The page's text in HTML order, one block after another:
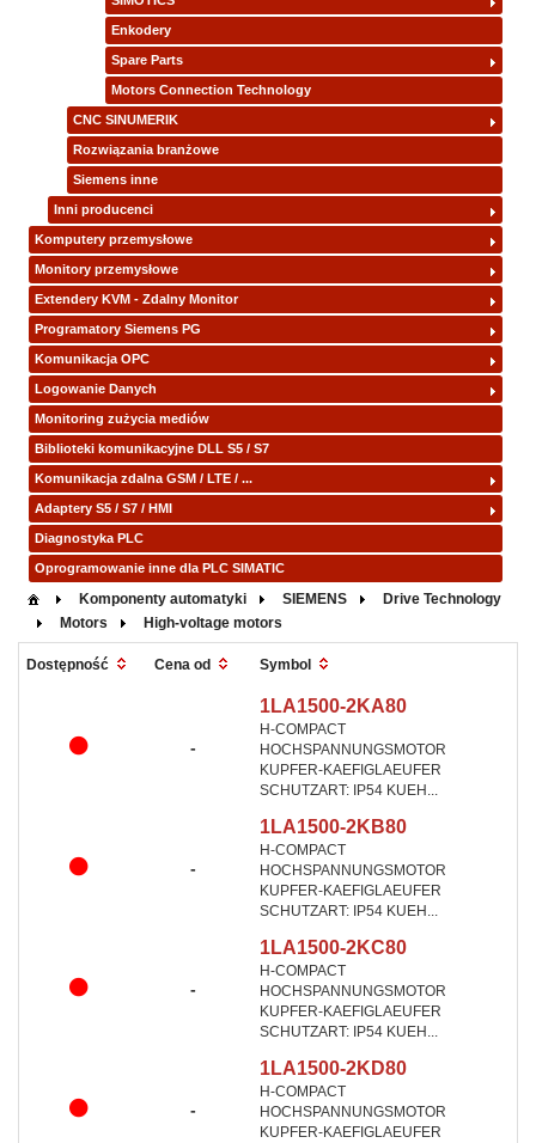
Enkodery
Spare Parts
Motors Connection Technology
CNC SINUMERIK
Rozwiązania branżowe
Siemens inne
Inni producenci
Komputery przemysłowe
Monitory przemysłowe
Extendery KVM - Zdalny Monitor
Programatory Siemens PG
Komunikacja OPC
Logowanie Danych
Monitoring zużycia mediów
Biblioteki komunikacyjne DLL S5 / S7
Komunikacja zdalna GSM / LTE / ...
Adaptery S5 / S7 / HMI
Diagnostyka PLC
Oprogramowanie inne dla PLC SIMATIC
Komponenty automatyki SIEMENS
Drive Technology
Motors
High-voltage motors
Dostępność Cena od Symbol
-
1LA1500-2KA80
H-COMPACT
HOCHSPANNUNGSMOTOR
KUPFER-KAEFIGLAEUFER
SCHUTZART: IP54 KUEH...
-
1LA1500-2KB80
H-COMPACT
HOCHSPANNUNGSMOTOR
KUPFER-KAEFIGLAEUFER
SCHUTZART: IP54 KUEH...
-
1LA1500-2KC80
H-COMPACT
HOCHSPANNUNGSMOTOR
KUPFER-KAEFIGLAEUFER
SCHUTZART: IP54 KUEH...
-
1LA1500-2KD80
H-COMPACT
HOCHSPANNUNGSMOTOR
KUPFER-KAEFIGLAEUFER